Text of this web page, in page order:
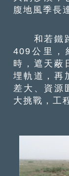
腹地風季長
和若鐵路
409公里，
時，遮天蔽
埋軌道，再
差大、資源
大挑戰，工